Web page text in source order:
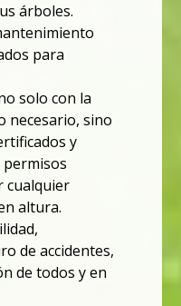
árboles.
para
solo con la
necesario, sino
y
cualquier
altura.
de accidentes,
de todos yen